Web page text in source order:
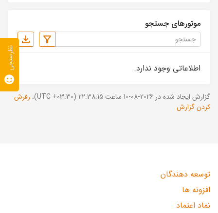
موتورهای جستجو
اطلاعاتی وجود ندارد.
گزارش ایجاد شده در 2026-08-10 ساعت 22:38:15 (UTC +03:30).
رفرش
کردن گزارش
توسعه دهندگان
افزونه ها
نماد اعتماد
نظرسنجی